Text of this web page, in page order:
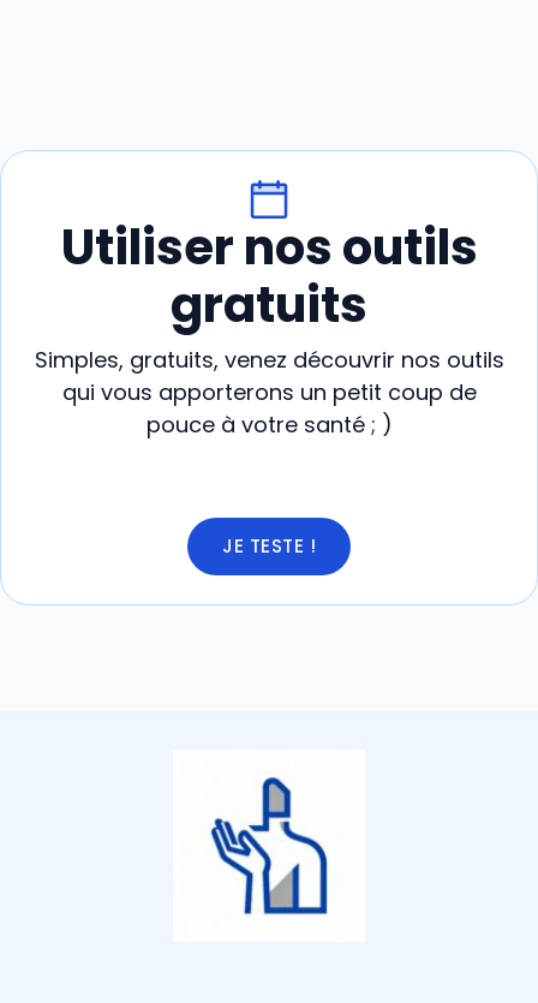
Utiliser nos outils
gratuits
Simples, gratuits, venez découvrir nos outils
qui vous apporterons un petit coup de
pouce à votre santé ; )
JE TESTE !